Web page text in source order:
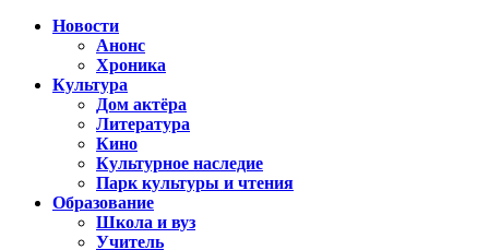
Новости
Анонс
Хроника
Культура
Дом актёра
Литература
Кино
Культурное наследие
Парк культуры и чтения
Образование
Школа и вуз
Учитель